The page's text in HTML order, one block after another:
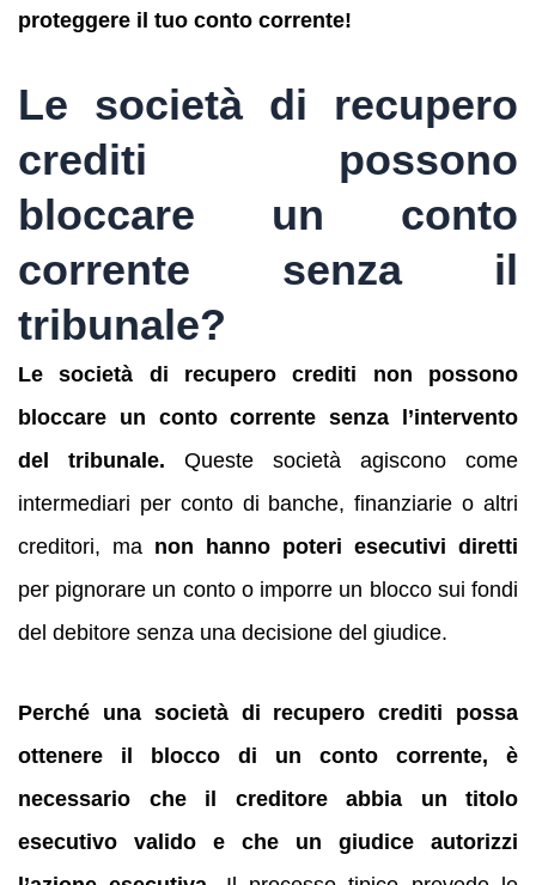
proteggere il tuo conto corrente!
Le società di recupero
crediti possono
bloccare un conto
corrente senza il
tribunale?
Le società di recupero crediti non possono
bloccare un conto corrente senza l’intervento
del tribunale. Queste società agiscono come
intermediari per conto di banche, finanziarie o altri
creditori, ma non hanno poteri esecutivi diretti
per pignorare un conto o imporre un blocco sui fondi
del debitore senza una decisione del giudice.
Perché una società di recupero crediti possa
ottenere il blocco di un conto corrente, è
necessario che il creditore abbia un titolo
esecutivo valido e che un giudice autorizzi